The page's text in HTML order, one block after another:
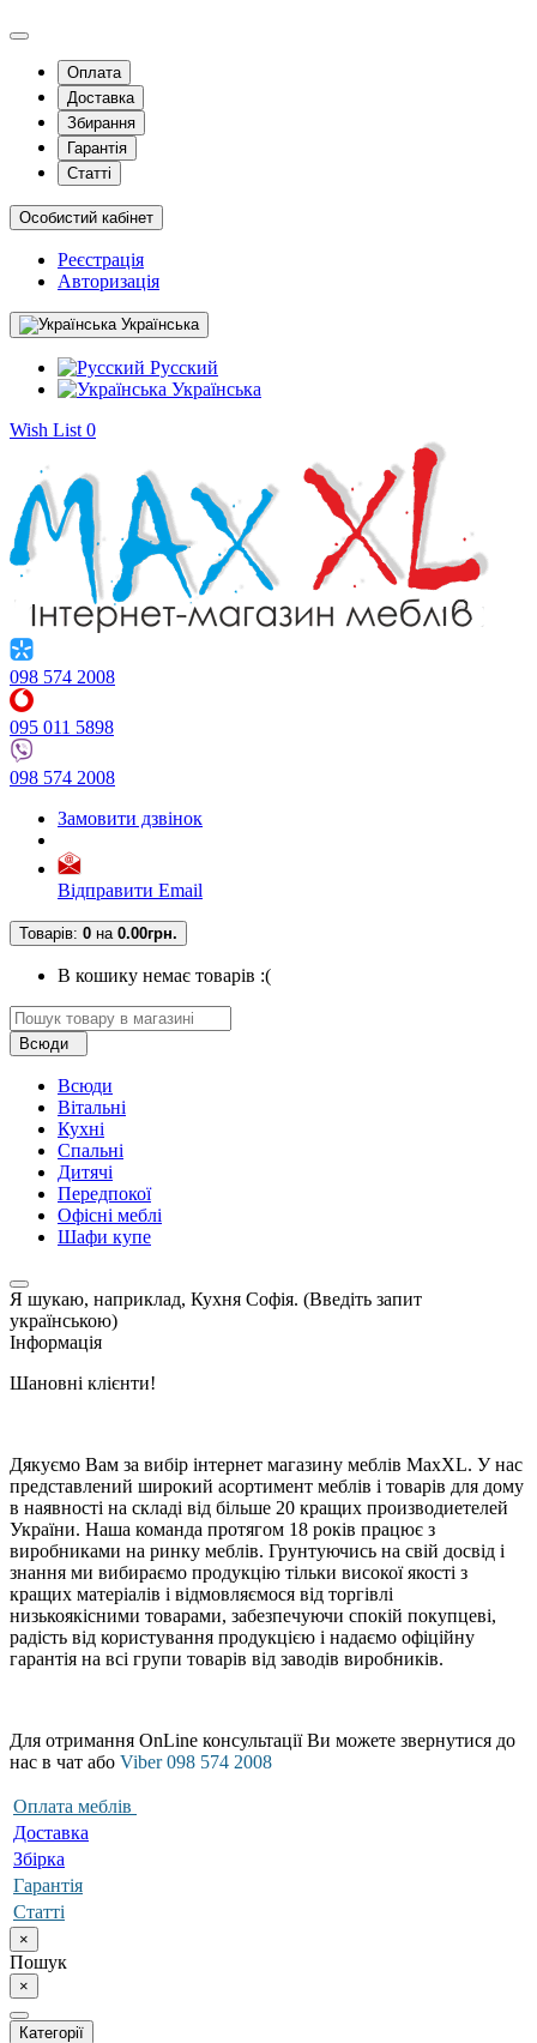
Оплата
Доставка
Збирання
Гарантія
Статті
Особистий кабінет
Реєстрація
Авторизація
Українська
Русский
Українська
Wish List 0
098 574 2008
095 011 5898
098 574 2008
Замовити дзвінок
Відправити Email
Товарів: 0 на 0.00грн.
В кошику немає товарів :(
Всюди
Всюди
Вітальні
Кухні
Спальні
Дитячі
Передпокої
Офісні меблі
Шафи купе
Я шукаю, наприклад, Кухня Софія. (Введіть запит
українською)
Інформація
Шановні клієнти!
Дякуємо Вам за вибір інтернет магазину меблів MaxXL. У нас
представлений широкий асортимент меблів і товарів для дому
в наявності на складі від більше 20 кращих производиетелей
України. Наша команда протягом 18 років працює з
виробниками на ринку меблів. Грунтуючись на свій досвід і
знання ми вибираємо продукцію тільки високої якості з
кращих матеріалів і відмовляємося від торгівлі
низькоякісними товарами, забезпечуючи спокій покупцеві,
радість від користування продукцією і надаємо офіційну
гарантія на всі групи товарів від заводів виробників.
Для отримання OnLine консультації Ви можете звернутися до
нас в чат або Viber 098 574 2008
Оплата меблів
Доставка
Збірка
Гарантія
Статті
×
Пошук
×
Категорії